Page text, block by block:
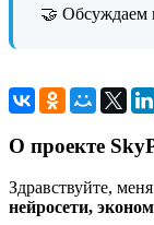
🤝 Обсуждаем
О проекте
Здравствуйте,
нейросети,